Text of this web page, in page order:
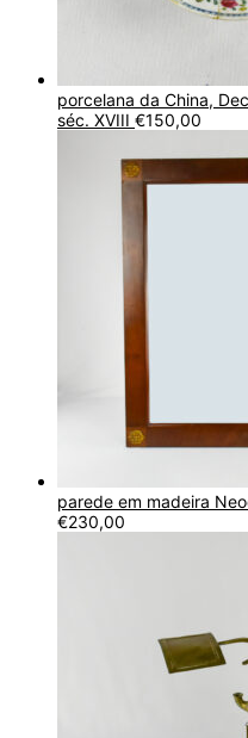
porcelana da China,
séc. XVIII €150,00
parede em madeira
€230,00